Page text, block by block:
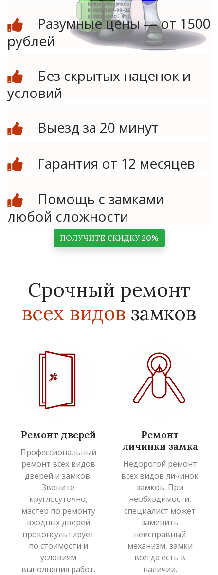
Разумные цены — от 1500
рублей
Без скрытых наценок и
условий
Выезд за 20 минут
Гарантия от 12 месяцев
Помощь с замками
любой сложности
ПОЛУЧИТЕ СКИДКУ 20%
Срочный ремонт
всех видов замков
Ремонт дверей
Профессиональный
ремонт всех видов
дверей и замков.
Звоните
круглосуточно,
мастер по ремонту
входных дверей
проконсультирует
по стоимости и
условиям
выполнения работ.
Ремонт
личинки замка
Недорогой ремонт
всех видов личинок
замков. При
необходимости,
специалист может
заменить
неисправный
механизм, замки
всегда есть в
наличии.